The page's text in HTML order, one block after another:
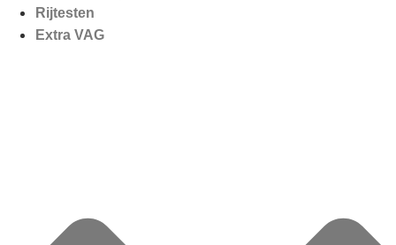
Rijtesten
Extra VAG